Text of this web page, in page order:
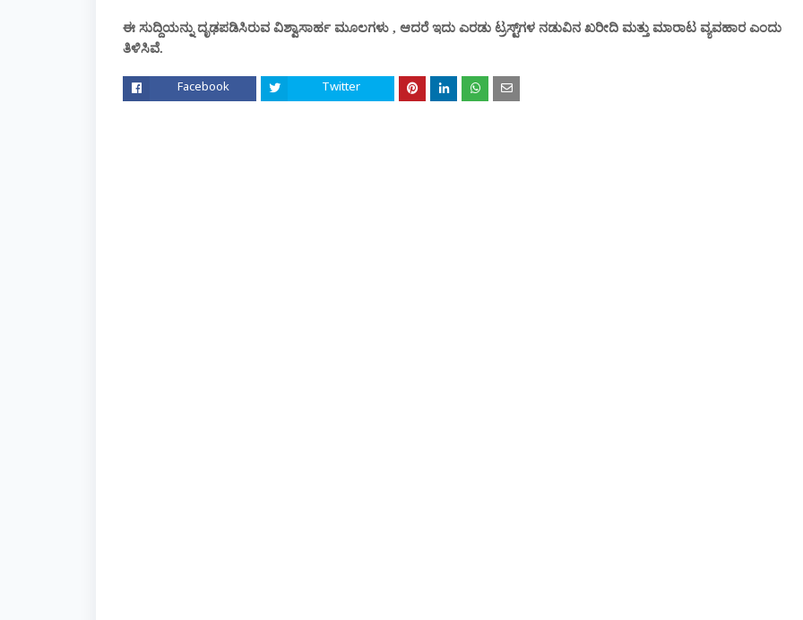
ಈ ಸುದ್ದಿಯನ್ನು ದೃಢಪಡಿಸಿರುವ ವಿಶ್ವಾಸಾರ್ಹ ಮೂಲಗಳು , ಆದರೆ ಇದು ಎರಡು ಟ್ರಸ್ಟ್‌ಗಳ ನಡುವಿನ ಖರೀದಿ ಮತ್ತು ಮಾರಾಟ ವ್ಯವಹಾರ ಎಂದು
ತಿಳಿಸಿವೆ.
Facebook Twitter